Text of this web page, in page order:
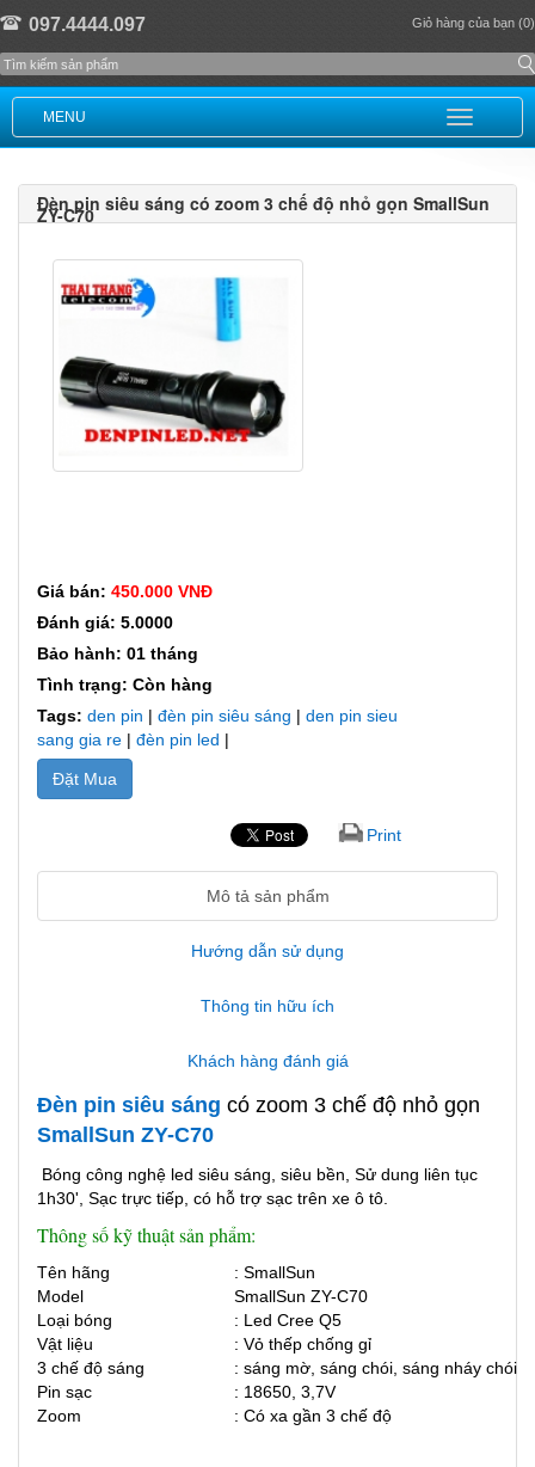
097.4444.097 Giỏ hàng của bạn (0)
MENU
Đèn pin siêu sáng có zoom 3 chế độ nhỏ gọn SmallSun
ZY-C70
Giá bán: 450.000 VNĐ
Đánh giá: 5.0000
Bảo hành: 01 tháng
Tình trạng: Còn hàng
Tags: den pin | đèn pin siêu sáng | den pin sieu
sang gia re | đèn pin led |
Đặt Mua
Print
Mô tả sản phẩm
Hướng dẫn sử dụng
Thông tin hữu ích
Khách hàng đánh giá
Đèn pin siêu sáng có zoom 3 chế độ nhỏ gọn
SmallSun ZY-C70
Bóng công nghệ led siêu sáng, siêu bền, Sử dung liên tục
1h30', Sạc trực tiếp, có hỗ trợ sạc trên xe ô tô.
Thông số kỹ thuật sản phẩm:
Tên hãng
: SmallSun
Model
SmallSun ZY-C70
Loại bóng
: Led Cree Q5
Vật liệu
: Vỏ thếp chống gỉ
3 chế độ sáng
: sáng mờ, sáng chói, sáng nháy chói
Pin sạc
: 18650, 3,7V
Zoom
: Có xa gần 3 chế độ